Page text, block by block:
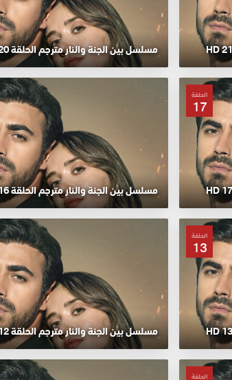
مسلسل بين الجنة والنار مترجم الحلقة 20 HD
الحلقة
17
مسلسل بين الجنة والنار مترجم الحلقة 16 HD
الحلقة
13
مسلسل بين الجنة والنار مترجم الحلقة 12 HD
الحلقة